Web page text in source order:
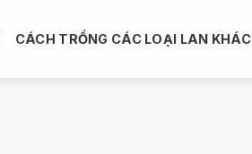
CÁCH TRỒNG CÁC LOẠI LAN KHÁC